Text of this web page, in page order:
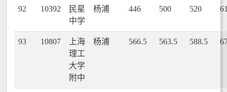
92 10392
民星
中学
杨浦 446 500 520
93 10807
上海
理工
大学
附中
杨浦 566.5 563.5 588.5